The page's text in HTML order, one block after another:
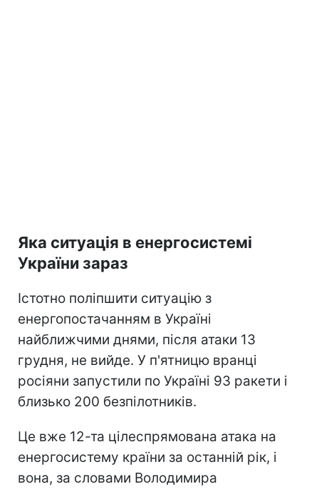
Яка ситуація в енергосистемі
України зараз
Істотно поліпшити ситуацію з
енергопостачанням в Україні
найближчими днями, після атаки 13
грудня, не вийде. У п'ятницю вранці
росіяни запустили по Україні 93 ракети і
близько 200 безпілотників.
Це вже 12-та цілеспрямована атака на
енергосистему країни за останній рік, і
вона, за словами Володимира